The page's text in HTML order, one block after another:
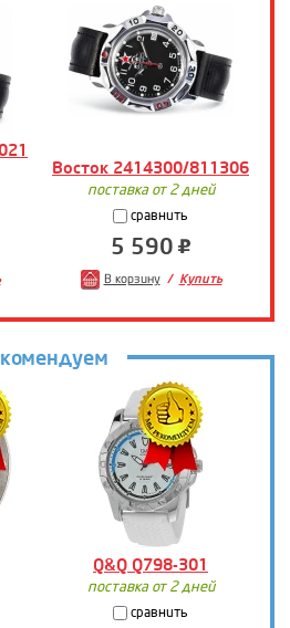
Восток 2414300/811306
поставка от 2 дней
сравнить
5 590
В корзину Купить
Q&Q Q798-301
поставка от 2 дней
сравнить